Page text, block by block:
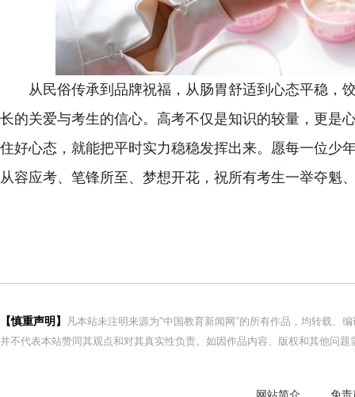
从民俗传承到品牌祝福，从肠胃舒适到心态平稳，
长的关爱与考生的信心。高考不仅是知识的较量，更是
住好心态，就能把平时实力稳稳发挥出来。愿每一位少
从容应考、笔锋所至、梦想开花，祝所有考生一举夺魁
【慎重声明】
凡本站未注明来源为"中国教育新闻网"的所有作品，均转载、
并不代表本站赞同其观点和对其真实性负责。如因作品内容、版权和其他问